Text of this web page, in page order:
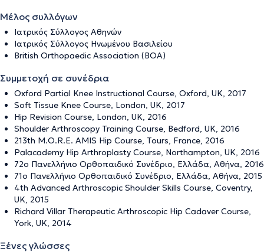
Μέλος συλλόγων
Ιατρικός Σύλλογος Αθηνών
Ιατρικός Σύλλογος Ηνωμένου Βασιλείου
British Orthopaedic Association (BOA)
Συμμετοχή σε συνέδρια
Oxford Partial Knee Instructional Course, Oxford, UK, 2017
Soft Tissue Knee Course, London, UK, 2017
Hip Revision Course, London, UK, 2016
Shoulder Arthroscopy Training Course, Bedford, UK, 2016
213th M.O.R.E. AMIS Hip Course, Tours, France, 2016
Palacademy Hip Arthroplasty Course, Northampton, UK, 2016
72ο Πανελλήνιο Ορθοπαιδικό Συνέδριο, Ελλάδα, Αθήνα, 2016
71ο Πανελλήνιο Ορθοπαιδικό Συνέδριο, Ελλάδα, Αθήνα, 2015
4th Advanced Arthroscopic Shoulder Skills Course, Coventry,
UK, 2015
Richard Villar Therapeutic Arthroscopic Hip Cadaver Course,
York, UK, 2014
Ξένες γλώσσες